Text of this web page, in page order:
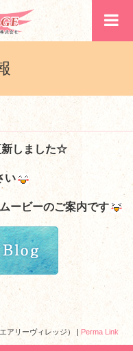
しました☆
い
ービーのご案内です
アリーヴィレッジ） | Perma Link